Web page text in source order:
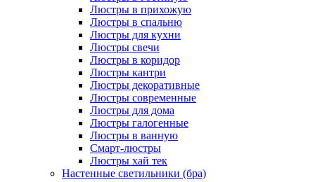
Люстры в прихожую
Люстры в спальню
Люстры для кухни
Люстры свечи
Люстры в коридор
Люстры кантри
Люстры декоративные
Люстры современные
Люстры для дома
Люстры галогенные
Люстры в ванную
Смарт-люстры
Люстры хай тек
Настенные светильники (бра)